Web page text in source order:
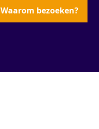
Waarom bezoeken?